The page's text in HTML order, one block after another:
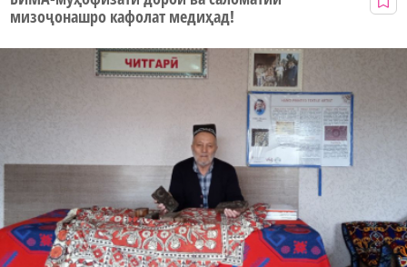
мизоҷонашро кафолат медиҳад!